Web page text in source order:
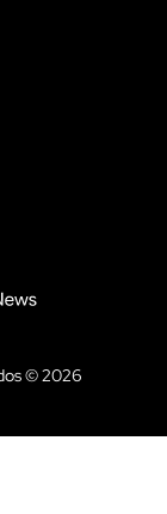
© 2026